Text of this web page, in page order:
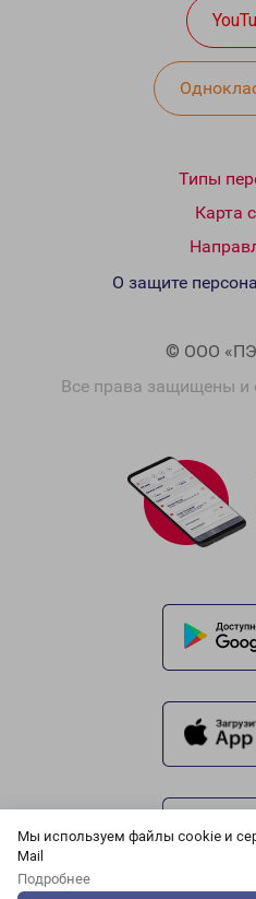
Мы используем файлы cookie и
Mail
Подробнее
Типы
Карта
© ООО
Все права защищены и
О защите